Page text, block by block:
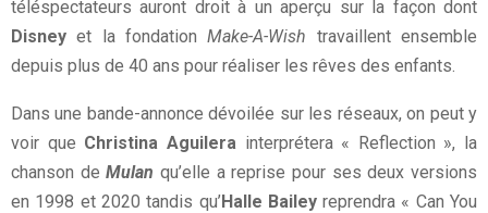
téléspectateurs auront droit à un aperçu sur la façon dont
Disney et la fondationMake-A-Wish travaillent ensemble
depuis plus de 40 ans pour réaliser les rêves des enfants.
Dans une bande-annonce dévoilée sur les réseaux, on peut y
voir que Christina Aguilera interprétera « Reflection », la
chanson deMulanqu’elle a reprise pour ses deux versions
en 1998 et 2020 tandis qu’Halle Baileyreprendra « Can You